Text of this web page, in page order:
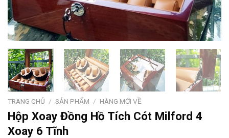
TRANG CHỦ / SẢN PHẨM / HÀNG MỚI VỀ
Hộp Xoay Đồng Hồ Tích Cót Milford 4
Xoay 6 Tĩnh